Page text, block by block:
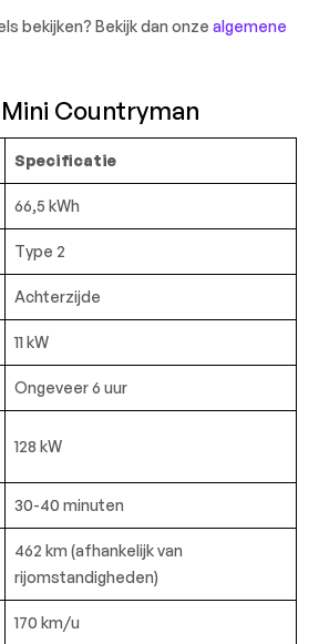
bekijken? Bekijk dan onze algemene
Countryman
Specificatie
66,5 kWh
Type 2
Achterzijde
11 kW
Ongeveer 6 uur
128 kW
30-40 minuten
462 km (afhankelijk van
rijomstandigheden)
170 km/u